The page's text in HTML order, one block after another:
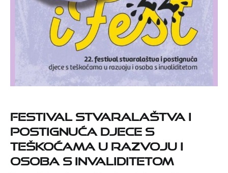
FESTIVAL STVARALAŠTVA I
POSTIGNUĆA DJECE S
TEŠKOĆAMA U RAZVOJU I
OSOBA S INVALIDITETOM